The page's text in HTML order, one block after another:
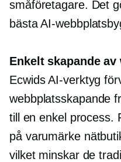
småföretagare. Det
bästa AI-
Enkelt skapande
Ecwids AI-verktyg
webbplatsskapande
till en enkel process.
på varumärke
vilket minskar de